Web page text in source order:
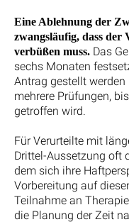
Eine Ablehnung der
zwangsläufig, dass der
verbüßen muss. Das
sechs Monaten
Antrag gestellt
mehrere Prüfungen,
getroffen wird.
Für Verurteilte mit
Drittel-Aussetzung oft
dem sich ihre
Vorbereitung auf
Teilnahme an
die Planung der Zeit